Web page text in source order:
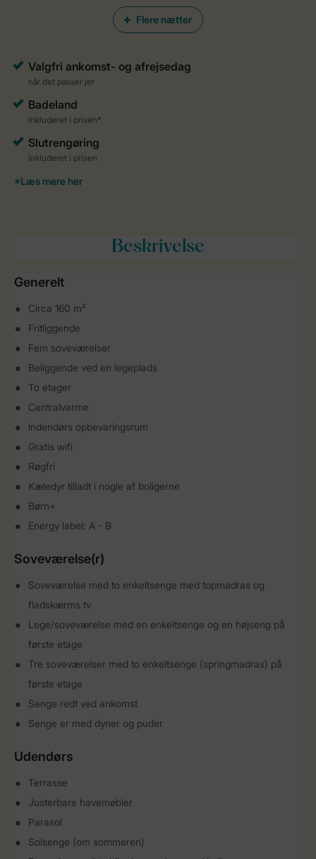
Flere nætter
Beskrivelse
Generelt
Circa 160 m²
Fritliggende
Fem soveværelser
Beliggende ved en legeplads
To etager
Centralvarme
Indendørs opbevaringsrum
Gratis wifi
Røgfri
Kæledyr tilladt i nogle af boligerne
Børn+
Energy label: A - B
Soveværelse(r)
Soveværelse med to enkeltsenge med topmadras og
fladskærms tv
Lege/soveværelse med en enkeltsenge og en højseng på
første etage
Tre soveværelser med to enkeltsenge (springmadras) på
første etage
Senge redt ved ankomst
Senge er med dyner og puder
Udendørs
Terrasse
Justerbare havemøbler
Parasol
Solsenge (om sommeren)